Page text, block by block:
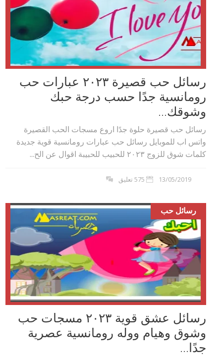
رسائل حب قصيرة ٢٠٢۳ عبارات حب
رومانسية جدًا حسب درجة حبك
وشوقك...
رسائل حب قصيرة حلوة جدًا اروع مسجات الحب القصيرة
واتس اب للموبايل رسائل حب عبارات رومانسية قوية جديدة
كلمات شوق للزوج ٢٠٢۳ للحبيب للحبيبة اقوال عن الح...
13/05/2019 575 تعليق
رسائل حب
رسائل عشق قوية ٢٠٢۳ مسجات حب
وشوق وهيام ووله رومانسية عصرية
جدًا...